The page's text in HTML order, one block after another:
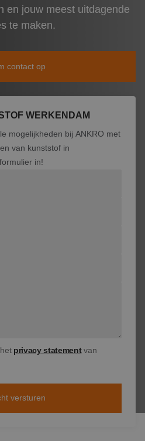
en jouw meest uitdagende
te maken.
contact op
WERKENDAM
mogelijkheden bij ANKRO met
van kunststof in
in!
privacy statementvan